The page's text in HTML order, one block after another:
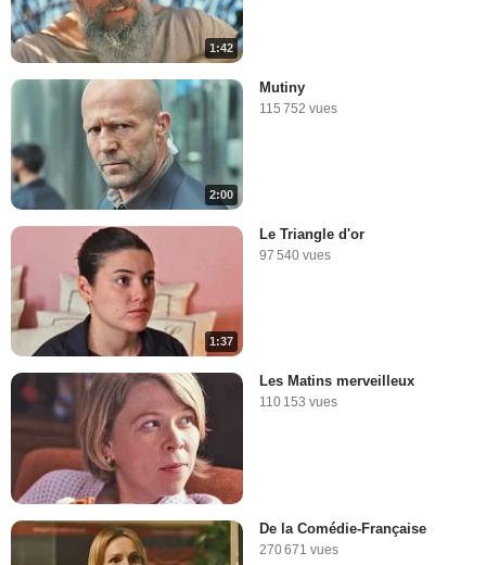
1:42
2:00
Mutiny
115 752 vues
1:37
Le Triangle d'or
97 540 vues
Les Matins merveilleux
110 153 vues
De la Comédie-Française
270 671 vues